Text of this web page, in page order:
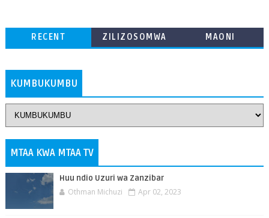
RECENT
ZILIZOSOMWA
MAONI
KUMBUKUMBU
MTAA KWA MTAA TV
Huu ndio Uzuri wa Zanzibar
Othman Michuzi Apr 02, 2023